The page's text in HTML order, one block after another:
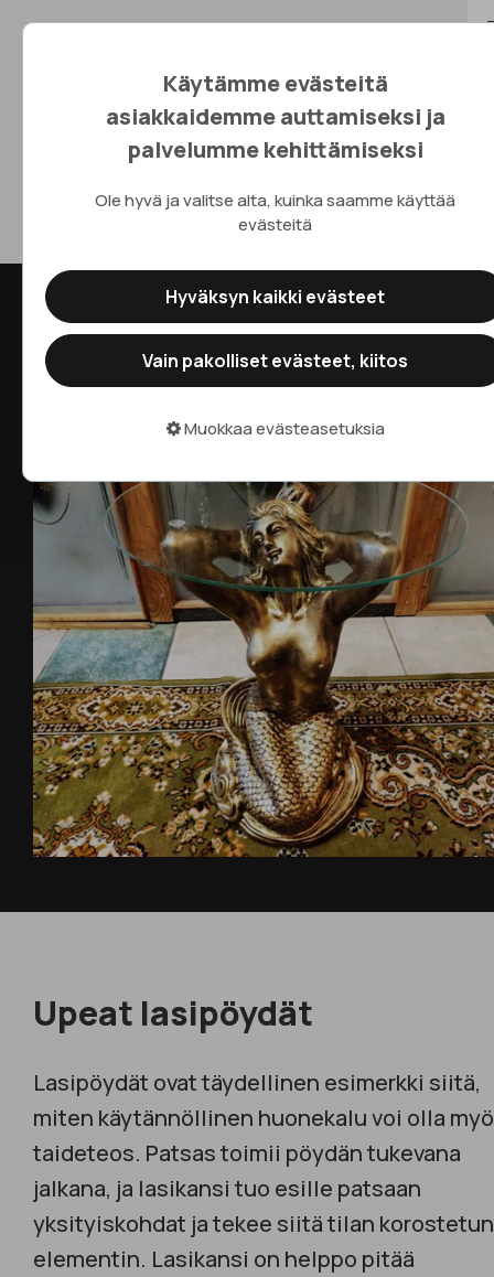
ihmisille maailmalta
Lasipöydät
Upeat lasipöydät
Lasipöydät ovat täydellinen esimerkki siitä,
miten käytännöllinen huonekalu voi olla
taideteos. Patsas toimii pöydän tukevana
jalkana, ja lasikansi tuo esille patsaan
yksityiskohdat ja tekee siitä tilan korostetun
elementin. Lasikansi on helppo pitää
Käytämme evästeitä
asiakkaidemme auttamiseksi ja
palvelumme kehittämiseksi
Ole hyvä ja valitse alta, kuinka saamme käyttää
evästeitä
Hyväksyn kaikki evästeet
Vain pakolliset evästeet, kiitos
Muokkaa evästeasetuksia